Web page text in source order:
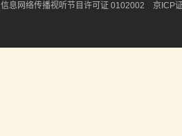
信息网络传播视听节目许可证 0102002 京